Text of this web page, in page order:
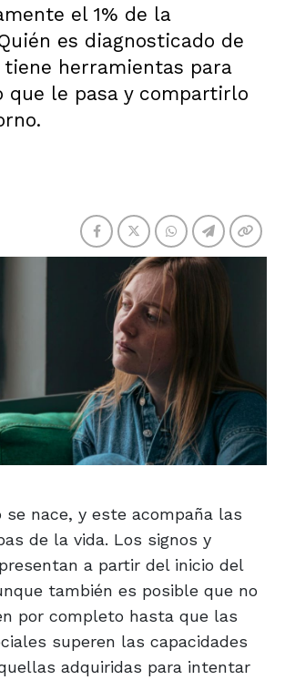
el 1% de la
es diagnosticado de
tiene herramientas para
que le pasa y compartirlo
se nace, y este acompaña las
de la vida. Los signos y
a partir del inicio del
también es posible que no
por completo hasta que las
superen las capacidades
adquiridas para intentar